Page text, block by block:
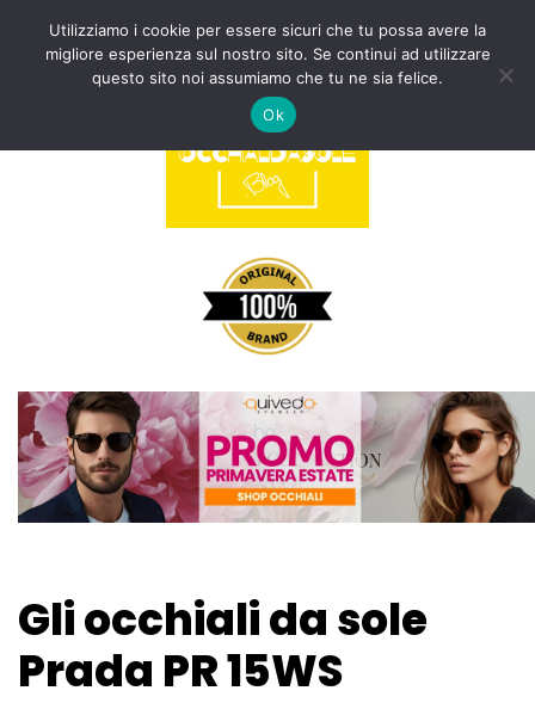
Gli occhiali da sole
Prada PR 15WS
Utilizziamo i cookie per essere sicuri che tu possa avere la
migliore esperienza sul nostro sito. Se continui ad utilizzare
questo sito noi assumiamo che tu ne sia felice.
Ok